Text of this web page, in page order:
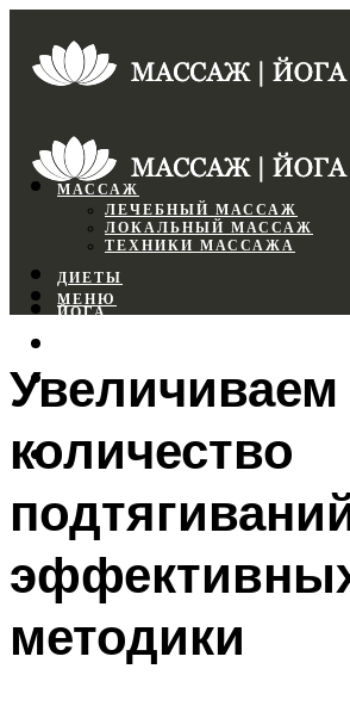
МАССАЖ
ЛЕЧЕБНЫЙ МАССАЖ
ЛОКАЛЬНЫЙ МАССАЖ
ТЕХНИКИ МАССАЖА
ДИЕТЫ
ЙОГА
ФИТНЕС
МЕНЮ
МЕНЮ
Увеличиваем
количество
методики